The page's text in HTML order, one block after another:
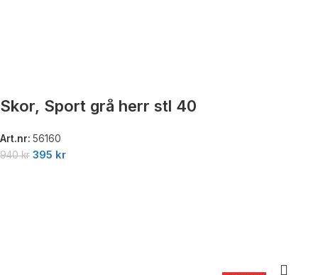
Skor, Sport grå herr stl 40
Art.nr: 56160
940kr 395 kr